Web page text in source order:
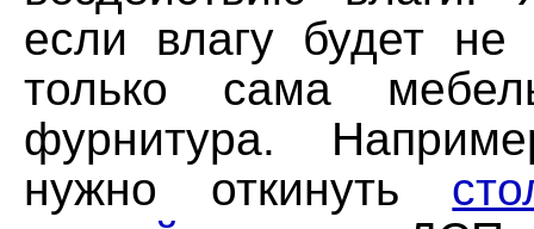
если влагу будет не
только сама
фурнитура.
нужно откинуть